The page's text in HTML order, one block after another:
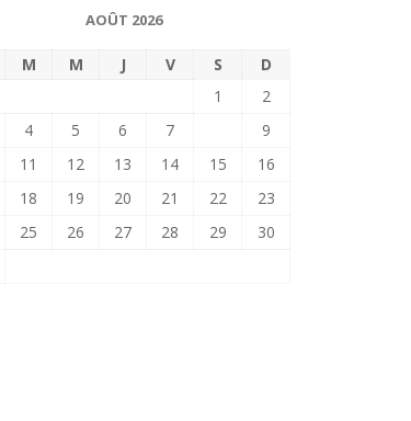
AOÛT 2026
M M J V S
D
1
2
4 5 6 7
9
11 12 13 14 15
16
18 19 20 21 22
23
25 26 27 28 29
30